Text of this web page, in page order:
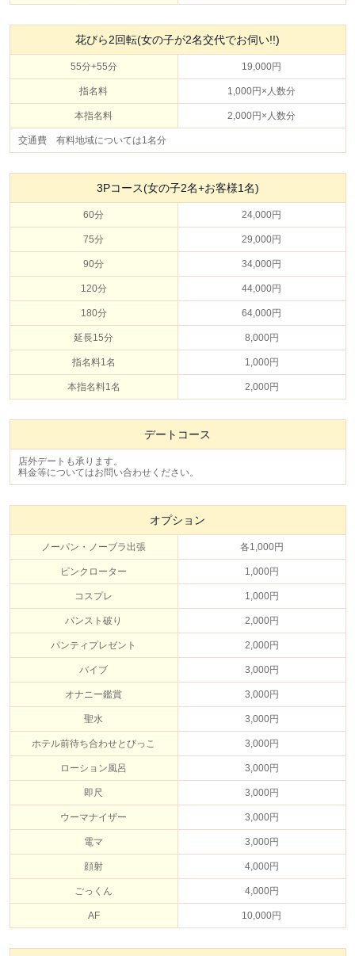
花びら2回転(女の子が2名交代でお伺い!!)
55分+55分 19,000円
指名料 1,000円×人数分
本指名料 2,000円×人数分
交通費 有料地域については1名分
3Pコース(女の子2名+お客様1名)
60分 24,000円
75分 29,000円
90分 34,000円
120分 44,000円
180分 64,000円
延長15分 8,000円
指名料1名 1,000円
本指名料1名 2,000円
デートコース
店外デートも承ります。
料金等についてはお問い合わせください。
オプション
ノーパン・ノーブラ出張 各1,000円
ピンクローター 1,000円
コスプレ 1,000円
パンスト破り 2,000円
パンティプレゼント 2,000円
バイブ 3,000円
オナニー鑑賞 3,000円
聖水 3,000円
ホテル前待ち合わせとびっこ 3,000円
ローション風呂 3,000円
即尺 3,000円
ウーマナイザー 3,000円
電マ 3,000円
顔射 4,000円
ごっくん 4,000円
AF 10,000円